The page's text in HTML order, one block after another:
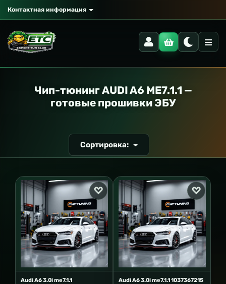
Контактная информация
Чип-тюнинг AUDI A6 ME7.1.1 —
готовые прошивки ЭБУ
Сортировка:
Audi A6 3.0i me7.1.1
Audi A6 3.0i me7.1.1 1037367215